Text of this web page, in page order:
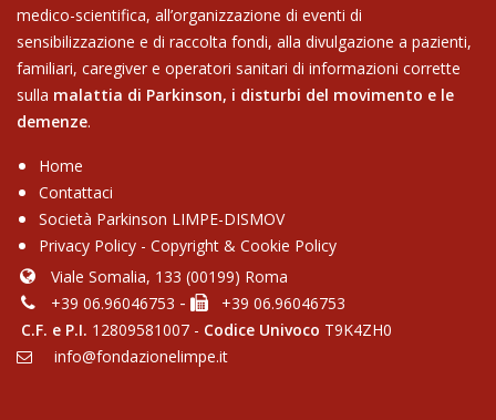
medico-scientifica, all’organizzazione di eventi di
sensibilizzazione e di raccolta fondi, alla divulgazione a pazienti,
familiari, caregiver e operatori sanitari di informazioni corrette
sulla malattia di Parkinson, i disturbi del movimento e le
demenze.
Home
Contattaci
Soci​età Parkinson LIMPE-DISMOV
Privacy Policy - Copyright & Cookie Policy
Viale Somalia, 133 (00199) Roma
+39 06.96046753 -
+39 06.96046753
C.F. e P.I. 12809581007 - Codice Univoco T9K4ZH0
info@fondazionelimpe.it